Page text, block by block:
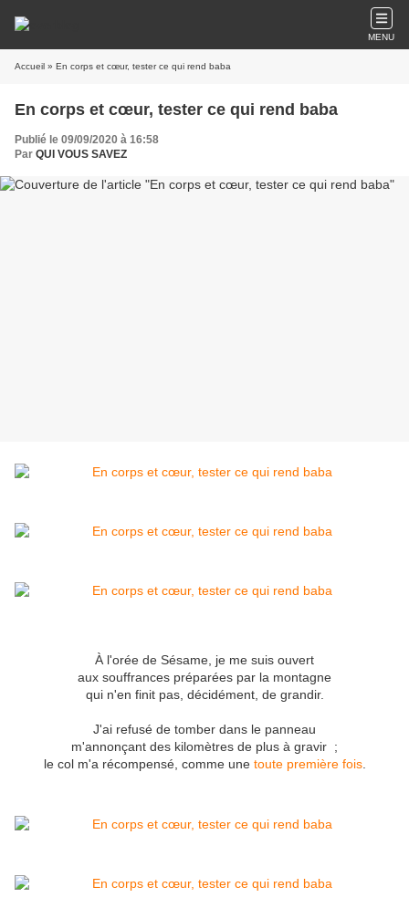
MENU
Accueil » En corps et cœur, tester ce qui rend baba
En corps et cœur, tester ce qui rend baba
Publié le 09/09/2020 à 16:58
Par QUI VOUS SAVEZ
À l'orée de Sésame, je me suis ouvert
aux souffrances préparées par la montagne
qui n'en finit pas, décidément, de grandir.
J'ai refusé de tomber dans le panneau
m'annonçant des kilomètres de plus à gravir ;
le col m'a récompensé, comme une toute première fois.